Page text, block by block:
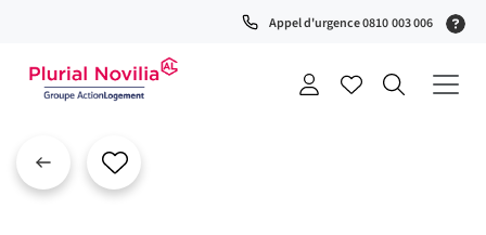
Appel d'urgence 0810 003 006